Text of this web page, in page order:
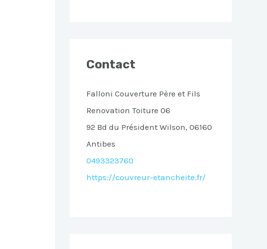
Contact
Falloni Couverture Père et Fils
Renovation Toiture 06
92 Bd du Président Wilson, 06160
Antibes
0493323760
https://couvreur-etancheite.fr/